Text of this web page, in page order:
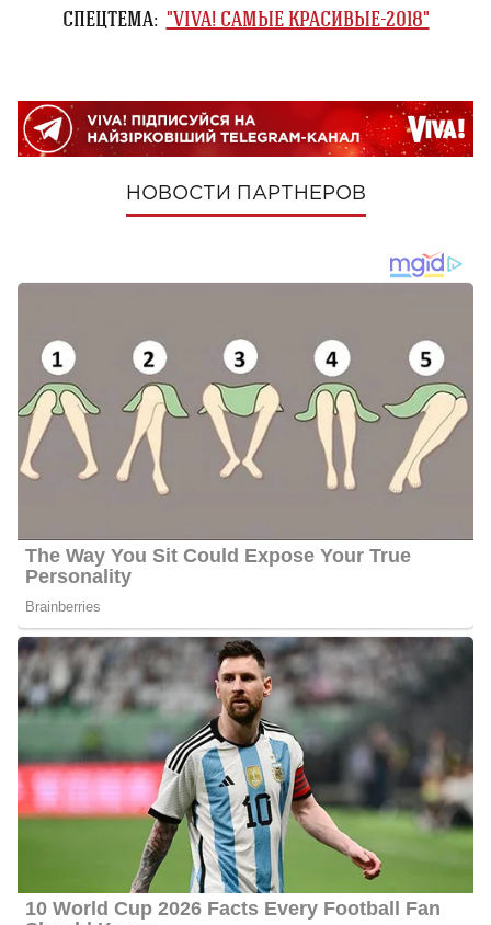
СПЕЦТЕМА: "VIVA! САМЫЕ КРАСИВЫЕ-2018"
НОВОСТИ ПАРТНЕРОВ